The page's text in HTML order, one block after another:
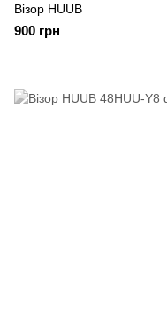
Візор HUUB
900 грн